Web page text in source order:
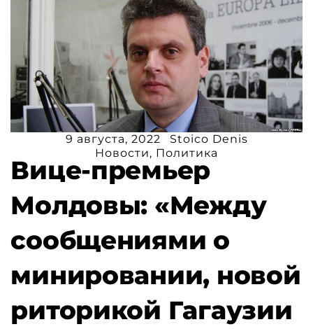
9 августа, 2022
Stoico Denis
Новости, Политика
Вице-премьер
Молдовы: «Между
сообщениями о
минировании, новой
риторикой Гагаузии